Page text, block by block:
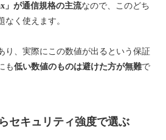
」が通信規格の主流なので、このどち
なく使えます。
り、実際にこの数値が出るという保証
も低い数値のものは避けた方が無難で
セキュリティ強度で選ぶ